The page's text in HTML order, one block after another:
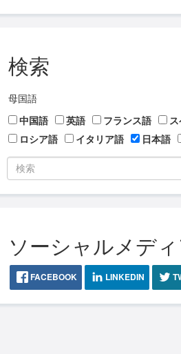
検索
母国語
中国語
英語 フランス語
ロシア語
イタリア語 日本語
ソーシャルメデ
FACEBOOK LINKEDIN